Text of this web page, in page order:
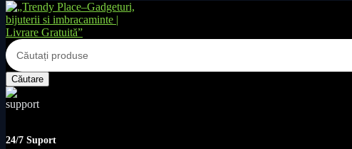
Căutare
24/7 Suport